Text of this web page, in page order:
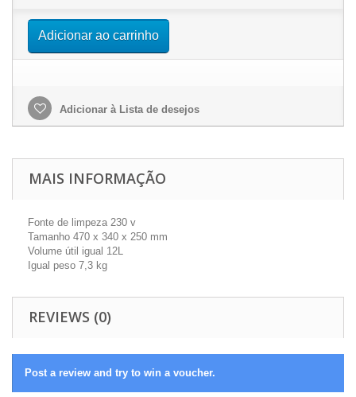
Adicionar ao carrinho
Adicionar à Lista de desejos
MAIS INFORMAÇÃO
Fonte de limpeza 230 v
Tamanho 470 x 340 x 250 mm
Volume útil igual 12L
Igual peso 7,3 kg
REVIEWS (0)
Post a review and try to win a voucher.